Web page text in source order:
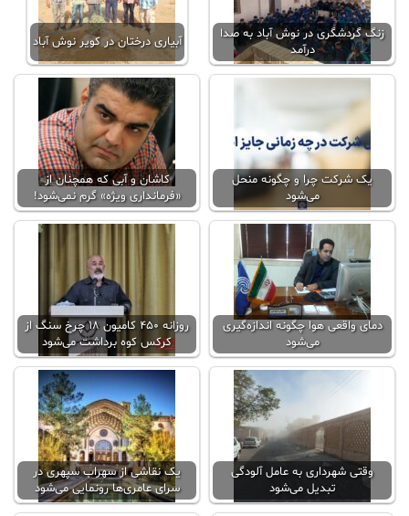
زنگ گردشگری در نوش آباد به صدا
درآمد
آبیاری درختان در کویر نوش آباد
یک شرکت چرا و چگونه منحل
می‌شود
کاشان و آبی که همچنان از
«فرمانداری ویژه» گرم نمی‌شود!
دمای واقعی هوا چگونه اندازه‌گیری
می‌شود
روزانه ۴۵۰ کامیون ۱۸ چرخ سنگ از
کرکس کوه برداشت می‌شود
وقتی شهرداری به عامل آلودگی
تبدیل می‌شود
یک نقاشی از سهراب سپهری در
سرای عامری‌ها رونمایی می‌شود